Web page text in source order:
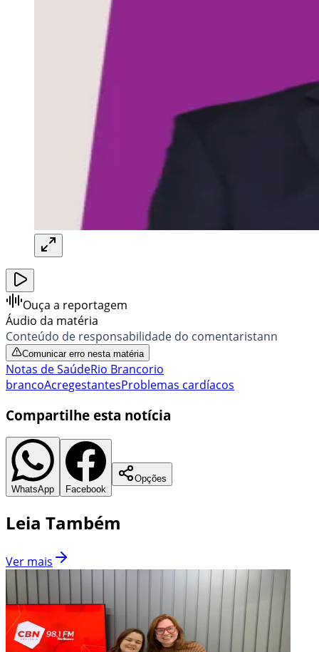
Ouça a reportagem
Áudio da matéria
Conteúdo de responsabilidade do comentaristann
Comunicar erro nesta matéria
Notas de SaúdeRio Brancorio
brancoAcregestantesProblemas cardíacos
Compartilhe esta notícia
WhatsApp Facebook
Opções
Leia Também
Ver mais